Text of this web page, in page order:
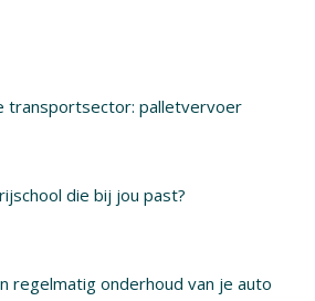
transportsector: palletvervoer
die bij jou past?
regelmatig onderhoud van je auto